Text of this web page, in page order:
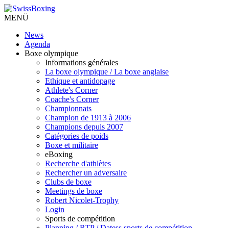
MENÜ
News
Agenda
Boxe olympique
Informations générales
La boxe olympique / La boxe anglaise
Ethique et antidopage
Athlete's Corner
Coache's Corner
Championnats
Champion de 1913 à 2006
Champions depuis 2007
Catégories de poids
Boxe et militaire
eBoxing
Recherche d'athlètes
Rechercher un adversaire
Clubs de boxe
Meetings de boxe
Robert Nicolet-Trophy
Login
Sports de compétition